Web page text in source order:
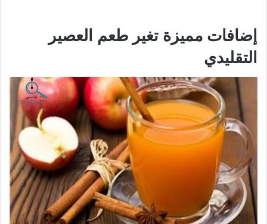
إضافات مميزة تغير طعم العصير
التقليدي